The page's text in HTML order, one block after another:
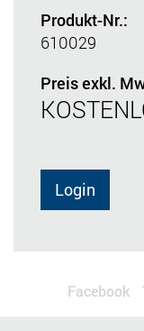
Produkt-Nr.:
610029
Preis exkl.
Login
Facebook